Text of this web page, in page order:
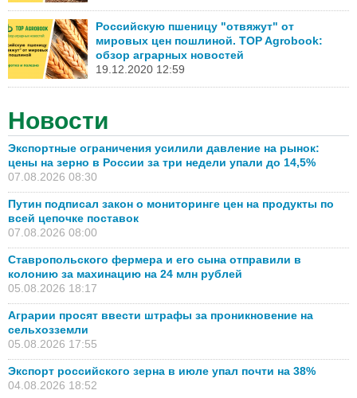
Российскую пшеницу "отвяжут" от
мировых цен пошлиной. TOP Agrobook:
обзор аграрных новостей
19.12.2020 12:59
Новости
Экспортные ограничения усилили давление на рынок:
цены на зерно в России за три недели упали до 14,5%
07.08.2026 08:30
Путин подписал закон о мониторинге цен на продукты по
всей цепочке поставок
07.08.2026 08:00
Ставропольского фермера и его сына отправили в
колонию за махинацию на 24 млн рублей
05.08.2026 18:17
Аграрии просят ввести штрафы за проникновение на
сельхозземли
05.08.2026 17:55
Экспорт российского зерна в июле упал почти на 38%
04.08.2026 18:52